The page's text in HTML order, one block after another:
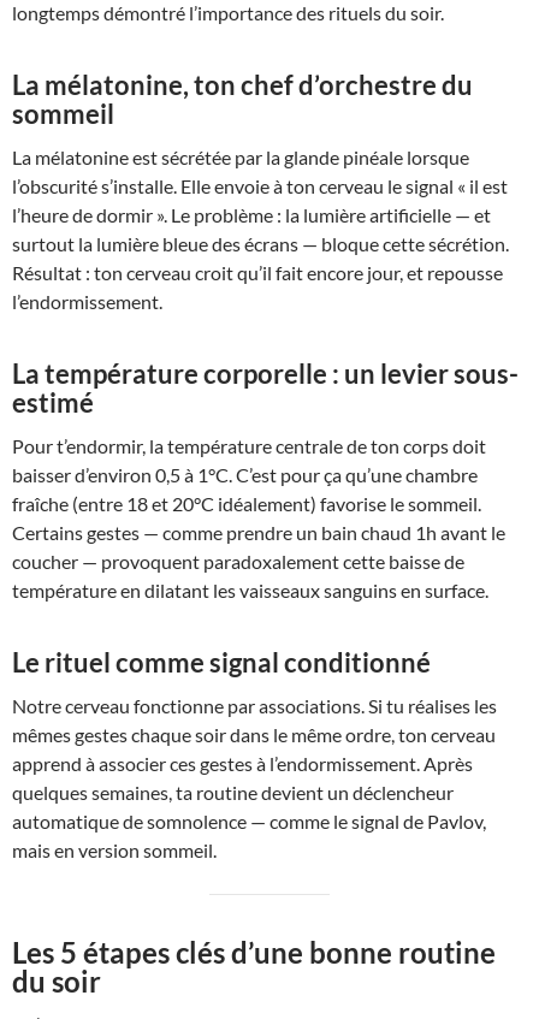
longtemps démontré l’importance des rituels du soir.
La mélatonine, ton chef d’orchestre du
sommeil
La mélatonine est sécrétée par la glande pinéale lorsque
l’obscurité s’installe. Elle envoie à ton cerveau le signal « il est
l’heure de dormir ». Le problème : la lumière artificielle — et
surtout la lumière bleue des écrans — bloque cette sécrétion.
Résultat : ton cerveau croit qu’il fait encore jour, et repousse
l’endormissement.
La température corporelle : un levier sous-
estimé
Pour t’endormir, la température centrale de ton corps doit
baisser d’environ 0,5 à 1°C. C’est pour ça qu’une chambre
fraîche (entre 18 et 20°C idéalement) favorise le sommeil.
Certains gestes — comme prendre un bain chaud 1h avant le
coucher — provoquent paradoxalement cette baisse de
température en dilatant les vaisseaux sanguins en surface.
Le rituel comme signal conditionné
Notre cerveau fonctionne par associations. Si tu réalises les
mêmes gestes chaque soir dans le même ordre, ton cerveau
apprend à associer ces gestes à l’endormissement. Après
quelques semaines, ta routine devient un déclencheur
automatique de somnolence — comme le signal de Pavlov,
mais en version sommeil.
Les 5 étapes clés d’une bonne routine
du soir